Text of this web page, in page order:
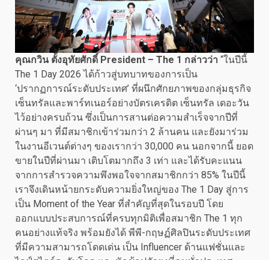
คุณกวิน ตั้งอุทัยศักดิ์ President – The 1 กล่าวว่า “ในปีนี้
The 1 Day 2026 ได้ก้าวสู่บทบาทของการเป็น
‘ปรากฏการณ์ระดับประเทศ’ ที่ผนึกศักยภาพของกลุ่มธุรกิจ
เซ็นทรัลและพาร์ทเนอร์อย่างบัตรเครดิต เซ็นทรัล เดอะวัน
ไว้อย่างครบถ้วน ซึ่งเป็นการสานต่อความสำเร็จจากปีที่
ผ่านๆ มา ที่มีสมาชิกเข้าร่วมกว่า 2 ล้านคน และยังมาร่วม
ในงานอีเวนต์ต่างๆ ของเรากว่า 30,000 คน นอกจากนี้ ยอด
ขายในปีที่ผ่านมา เติบโตมากถึง 3 เท่า และได้รับคะแนน
จากการสำรวจความพึงพอใจจากสมาชิกกว่า 85% ในปีนี้
เราจึงเดินหน้ายกระดับความยิ่งใหญ่ของ The 1 Day สู่การ
เป็น Moment of the Year ที่สำคัญที่สุดในรอบปี โดย
ออกแบบประสบการณ์ที่ครบทุกมิติเพื่อสมาชิก The 1 ทุก
คนอย่างแท้จริง พร้อมยังได้ พีพี-กฤษฏ์ศิลปินระดับประเทศ
ที่มีความสามารถโดดเด่น เป็น Influencer ด้านแฟชั่นและ